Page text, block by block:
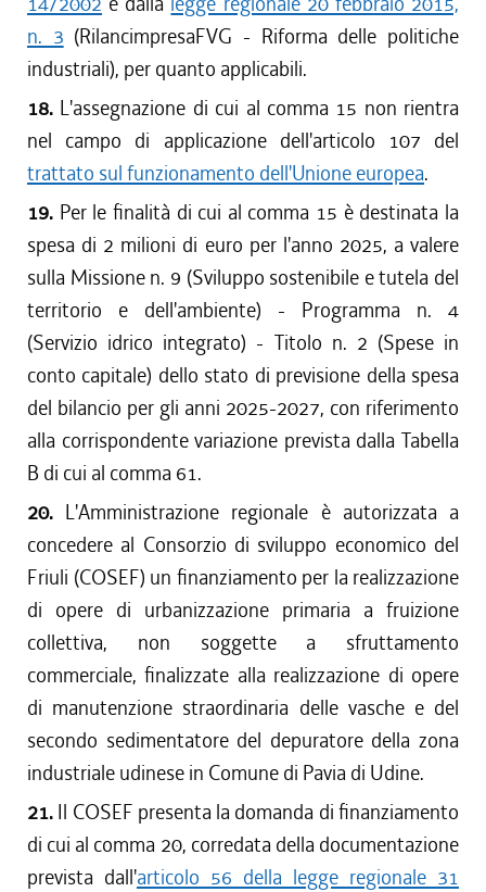
n. 3 (RilancimpresaFVG - Riforma delle politiche
industriali), per quanto applicabili.
18. L'assegnazione di cui al comma 15 non rientra
nel campo di applicazione dell'articolo 107 del
trattato sul funzionamento dell'Unione europea.
19. Per le finalità di cui al comma 15 è destinata la
spesa di 2 milioni di euro per l'anno 2025, a valere
sulla Missione n. 9 (Sviluppo sostenibile e tutela del
territorio e dell'ambiente) - Programma n. 4
(Servizio idrico integrato) - Titolo n. 2 (Spese in
conto capitale) dello stato di previsione della spesa
del bilancio per gli anni 2025-2027, con riferimento
alla corrispondente variazione prevista dalla Tabella
B di cui al comma 61.
20. L'Amministrazione regionale è autorizzata a
concedere al Consorzio di sviluppo economico del
Friuli (COSEF) un finanziamento per la realizzazione
di opere di urbanizzazione primaria a fruizione
collettiva, non soggette a sfruttamento
commerciale, finalizzate alla realizzazione di opere
di manutenzione straordinaria delle vasche e del
secondo sedimentatore del depuratore della zona
industriale udinese in Comune di Pavia di Udine.
21. Il COSEF presenta la domanda di finanziamento
di cui al comma 20, corredata della documentazione
prevista dall'articolo 56 della legge regionale 31